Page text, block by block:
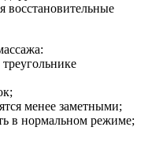
восстановительные
менее заметными;
в нормальном режиме;